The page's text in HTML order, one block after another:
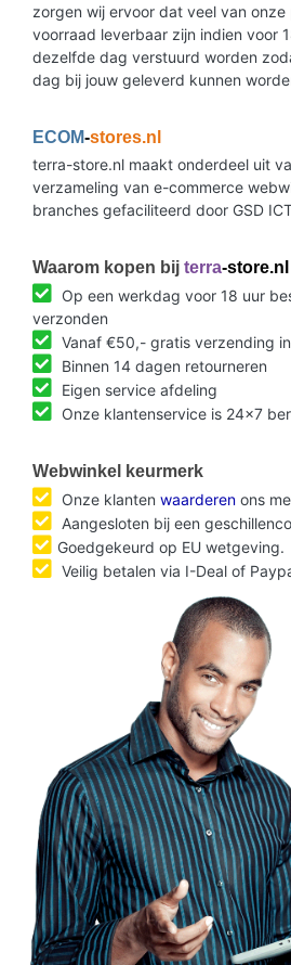
zorgen wij ervoor dat veel van
voorraad leverbaar zijn indien voor
dezelfde dag verstuurd worden
dag bij jouw geleverd kunnen
ECOM-stores.nl
terra-store.nl maakt onderdeel uit
verzameling van e-commerce
branches gefaciliteerd door GSD
Waarom kopen bij terra-store.nl
Op een werkdag voor 18 uur
verzonden
Vanaf €50,- gratis verzending
Binnen 14 dagen retourneren
Eigen service afdeling
Onze klantenservice is 24x7
Webwinkel keurmerk
Onze klanten waarderen ons
Aangesloten bij een
Goedgekeurd op EU wetgeving.
Veilig betalen via I-Deal of